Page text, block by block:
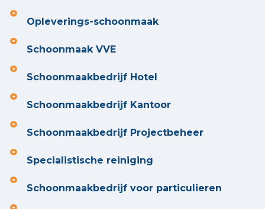
Opleverings-schoonmaak
Schoonmaak VVE
Schoonmaakbedrijf Hotel
Schoonmaakbedrijf Kantoor
Schoonmaakbedrijf Projectbeheer
Specialistische reiniging
Schoonmaakbedrijf voor particulieren